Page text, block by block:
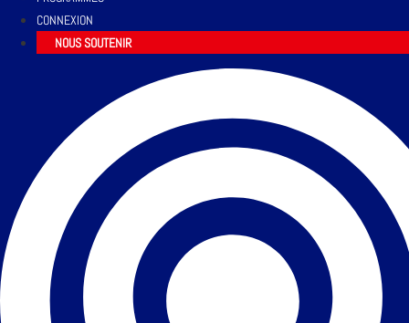
CONNEXION
NOUS SOUTENIR